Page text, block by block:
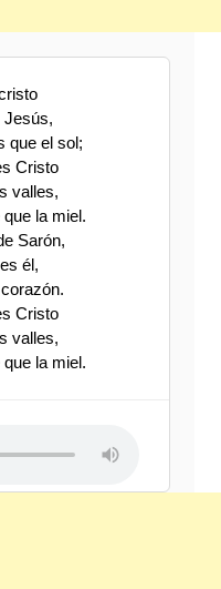
Jesús,
que el sol;
Cristo
valles,
la miel.
Sarón,
él,
Cristo
valles,
la miel.